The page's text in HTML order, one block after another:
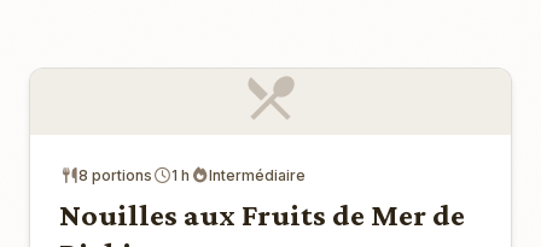
8 portions 1 h Intermédiaire
Nouilles aux Fruits de Mer de